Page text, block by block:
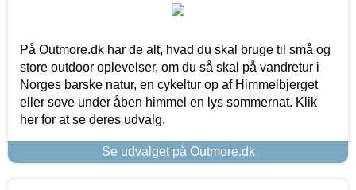
På Outmore.dk har de alt, hvad du skal bruge til små og
store outdoor oplevelser, om du så skal på vandretur i
Norges barske natur, en cykeltur op af Himmelbjerget
eller sove under åben himmel en lys sommernat. Klik
her for at se deres udvalg.
Se udvalget på Outmore.dk